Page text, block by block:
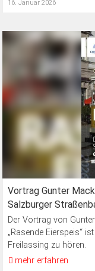
16. Januar 2026
Vortrag Gunter
Salzburger
Der Vortrag von
„Rasende Eierspeis“
Freilassing zu hören.
mehr erfahren